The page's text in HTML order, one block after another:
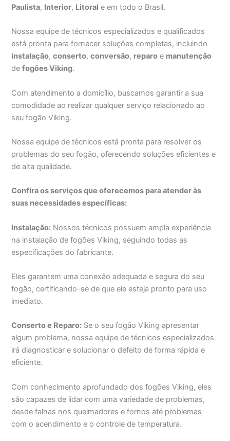
Paulista, Interior, Litoral e em todo o Brasil.
Nossa equipe de técnicos especializados e qualificados
está pronta para fornecer soluções completas, incluindo
instalação,conserto,conversão, reparo e manutenção
defogões Viking.
Com atendimento a domicílio, buscamos garantir a sua
comodidade ao realizar qualquer serviço relacionado ao
seu fogão Viking.
Nossa equipe de técnicos está pronta para resolver os
problemas do seu fogão, oferecendo soluções eficientes e
de alta qualidade.
Confira os serviços que oferecemos para atender às
suas necessidades específicas:
Instalação: Nossos técnicos possuem ampla experiência
na instalação de fogões Viking, seguindo todas as
especificações do fabricante.
Eles garantem uma conexão adequada e segura do seu
fogão, certificando-se de que ele esteja pronto para uso
imediato.
Conserto e Reparo: Se o seu fogão Viking apresentar
algum problema, nossa equipe de técnicos especializados
irá diagnosticar e solucionar o defeito de forma rápida e
eficiente.
Com conhecimento aprofundado dos fogões Viking, eles
são capazes de lidar com uma variedade de problemas,
desde falhas nos queimadores e fornos até problemas
com o acendimento e o controle de temperatura.